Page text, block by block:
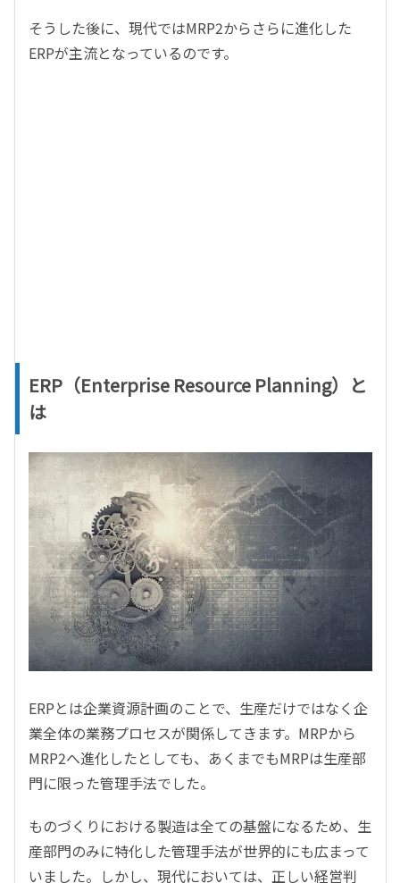
そうした後に、現代ではMRP2からさらに進化した
ERPが主流となっているのです。
ERP（Enterprise Resource Planning）と
は
ERPとは企業資源計画のことで、生産だけではなく企
業全体の業務プロセスが関係してきます。MRPから
MRP2へ進化したとしても、あくまでもMRPは生産部
門に限った管理手法でした。
ものづくりにおける製造は全ての基盤になるため、生
産部門のみに特化した管理手法が世界的にも広まって
いました。しかし、現代においては、正しい経営判